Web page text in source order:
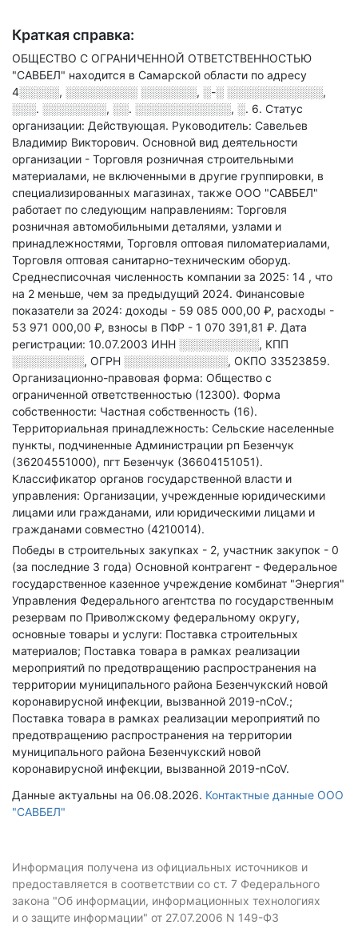
Краткая справка:
ОБЩЕСТВО С ОГРАНИЧЕННОЙ ОТВЕТСТВЕННОСТЬЮ
"САВБЕЛ" находится в Самарской области по адресу
4░░░░░, ░░░░░░░░░ ░░░░░░░, ░-░ ░░░░░░░░░░░░,
░░░. ░░░░░░░░, ░░. ░░░░░░░░░░░░, ░. 6. Статус
организации: Действующая. Руководитель: Савельев
Владимир Викторович. Основной вид деятельности
организации - Торговля розничная строительными
материалами, не включенными в другие группировки, в
специализированных магазинах, также ООО "САВБЕЛ"
работает по следующим направлениям: Торговля
розничная автомобильными деталями, узлами и
принадлежностями, Торговля оптовая пиломатериалами,
Торговля оптовая санитарно-техническим оборуд.
Среднесписочная численность компании за 2025: 14 , что
на 2 меньше, чем за предыдущий 2024. Финансовые
показатели за 2024: доходы - 59 085 000,00 ₽, расходы -
53 971 000,00 ₽, взносы в ПФР - 1 070 391,81 ₽. Дата
регистрации: 10.07.2003 ИНН ░░░░░░░░░░, КПП
░░░░░░░░░, ОГРН ░░░░░░░░░░░░░, ОКПО 33523859.
Организационно-правовая форма: Общество с
ограниченной ответственностью (12300). Форма
собственности: Частная собственность (16).
Территориальная принадлежность: Сельские населенные
пункты, подчиненные Администрации рп Безенчук
(36204551000), пгт Безенчук (36604151051).
Классификатор органов государственной власти и
управления: Организации, учрежденные юридическими
лицами или гражданами, или юридическими лицами и
гражданами совместно (4210014).
Победы в строительных закупках - 2, участник закупок - 0
(за последние 3 года) Основной контрагент - Федеральное
государственное казенное учреждение комбинат "Энергия"
Управления Федерального агентства по государственным
резервам по Приволжскому федеральному округу,
основные товары и услуги: Поставка строительных
материалов; Поставка товара в рамках реализации
мероприятий по предотвращению распространения на
территории муниципального района Безенчукский новой
коронавирусной инфекции, вызванной 2019-nCoV.;
Поставка товара в рамках реализации мероприятий по
предотвращению распространения на территории
муниципального района Безенчукский новой
коронавирусной инфекции, вызванной 2019-nCoV.
Данные актуальны на 06.08.2026. Контактные данные ООО
"САВБЕЛ"
Информация получена из официальных источников и
предоставляется в соответствии со ст. 7 Федерального
закона "Об информации, информационных технологиях
и о защите информации" от 27.07.2006 N 149-ФЗ